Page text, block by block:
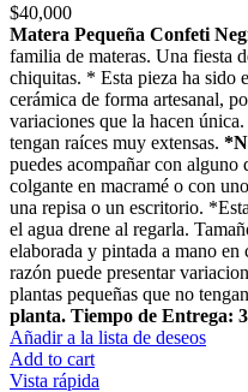
$40,000
Matera Pequeña Confeti
familia de materas. Una fiesta
chiquitas. * Esta pieza ha sido
cerámica de forma artesanal,
variaciones que la hacen
tengan raíces muy extensas.
puedes acompañar con alguno
colgante en macramé o con
una repisa o un escritorio.
el agua drene al regarla.
elaborada y pintada a mano en
razón puede presentar
plantas pequeñas que no
planta. Tiempo de Entrega:
Añadir a la lista de deseos
Add to cart
Vista rápida